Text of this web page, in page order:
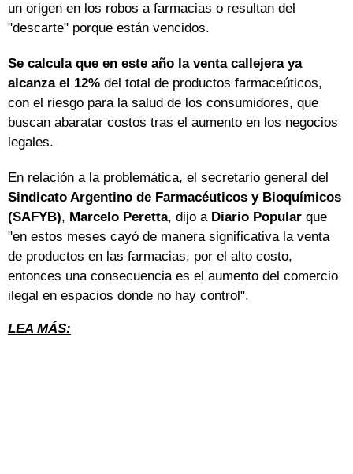
un origen en los robos a farmacias o resultan del
"descarte" porque están vencidos.
Se calcula que en este año la venta callejera ya
alcanza el 12% del total de productos farmaceúticos,
con el riesgo para la salud de los consumidores, que
buscan abaratar costos tras el aumento en los negocios
legales.
En relación a la problemática, el secretario general del
Sindicato Argentino de Farmacéuticos y Bioquímicos
(SAFYB), Marcelo Peretta, dijo a Diario Popular que
"en estos meses cayó de manera significativa la venta
de productos en las farmacias, por el alto costo,
entonces una consecuencia es el aumento del comercio
ilegal en espacios donde no hay control".
LEA MÁS: